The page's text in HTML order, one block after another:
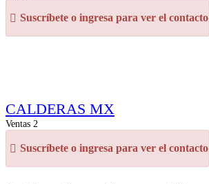
Suscríbete o ingresa para ver el contacto
CALDERAS MX
Ventas 2
Suscríbete o ingresa para ver el contacto